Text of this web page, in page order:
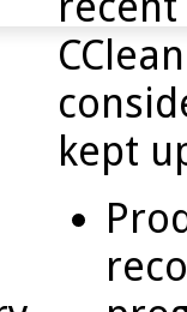
kept